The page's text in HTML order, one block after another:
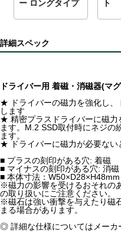
ー ロングタイプ
ト
詳細スペック
ドライバー用 着磁・消磁器(マ
★ ドライバーの磁力を強化し、
します
★ 精密プラスドライバーに磁力
ます。M.2 SSD取付時にネジの
ます。
★ ドライバーに磁力が必要ない
■ プラスの刻印がある穴: 着磁
■ マイナスの刻印がある穴: 消磁
■ 本体寸法：W50×D28×H48mm
※磁力の影響を受けるおそれの
の取り扱いにご注意ください。
※磁石は強い衝撃を与えたり磁
まる場合があります。
◎ 詳細な仕様についてはメーカ